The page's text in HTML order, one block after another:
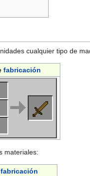
cualquier tipo de
fabricación
materiales:
fabricación